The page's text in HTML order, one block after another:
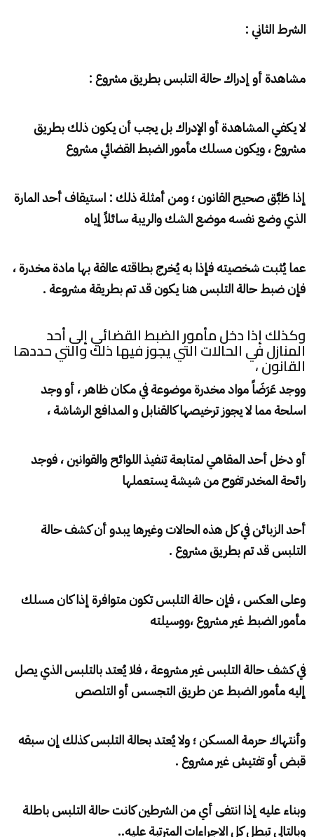
الشرط الثاني :
مشاهدة أو إدراك حالة التلبس بطريق مشروع :
لا يكفي المشاهدة أو الإدراك بل يجب أن يكون ذلك بطريق
مشروع ، ويكون مسلك مأمور الضبط القضائي مشروع
إذا طَبَّق صحيح القانون ؛ ومن أمثلة ذلك : استيقاف أحد المارة
الذي وضع نفسه موضع الشك والريبة سائلاًإياه
عما يُثبت شخصيته فإذا به يُخرج بطاقته عالقة بها مادة مخدرة ،
فإن ضبط حالة التلبس هنا يكون قد تم بطريقة مشروعة .
وكذلك إذا دخل مأمور الضبط القضائي إلى أحد
المنازل في الحالات التي يجوز فيها ذلك والتي حددها
القانون ،
ووجد عَرَضَاً مواد مخدرة موضوعة في مكان ظاهر ، أو وجد
اسلحة مما لا يجوز ترخيصها كالقنابل و المدافع الرشاشة ،
أو دخل أحد المقاهي لمتابعة تنفيذ اللوائح والقوانين ، فوجد
رائحة المخدر تفوح من شيشة يستعملها
أحد الزبائن في كل هذه الحالات وغيرها يبدو أن كشف حالة
التلبس قد تم بطريق مشروع .
وعلى العكس ، فإن حالة التلبس تكون متوافرة إذا كان مسلك
مأمور الضبط غير مشروع ،ووسيلته
في كشف حالة التلبس غير مشروعة ، فلا يُعتد بالتلبس الذي يصل
إليه مأمور الضبط عن طريق التجسسأو التلصص
وأنتهاك حرمة المسكن ؛ ولا يُعتد بحالة التلبس كذلك إن سبقه
قبض أو تفتيش غير مشروع .
وبناء عليه إذا انتفى أي من الشرطين كانت حالة التلبس باطلة
وبالتالي تبطل كل الاجراءات المترتبة عليه..